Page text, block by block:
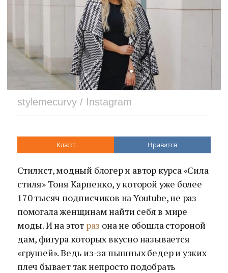
stylemecurvy / Instagram
Класс! Нравится
Стилист, модный блогер и автор курса «Сила
стиля» Тоня Карпенко, у которой уже более
170 тысяч подписчиков на Youtube, не раз
помогала женщинам найти себя в мире
моды. И на этот раз она не обошла стороной
дам, фигура которых вкусно называется
«грушей». Ведь из-за пышных бедер и узких
плеч бывает так непросто подобрать